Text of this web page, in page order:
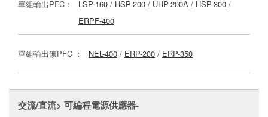
單組輸出PFC： LSP-160 / HSP-200 / UHP-200A / HSP-300 /
ERPF-400
單組輸出無PFC ： NEL-400 / ERP-200 / ERP-350
交流/直流> 可編程電源供應器-